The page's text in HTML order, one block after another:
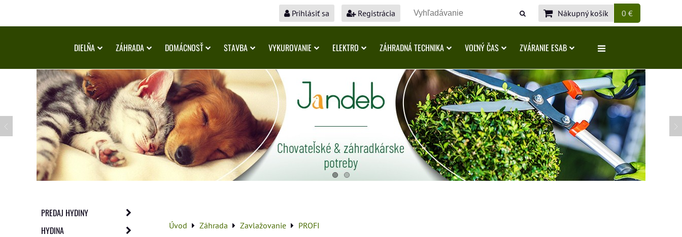
Prihlásiť sa Registrácia Nákupný košík 0 €
DIELŇA ZÁHRADA DOMÁCNOSŤ STAVBA VYKUROVANIE ELEKTRO ZÁHRADNÁ TECHNIKA VOĽNÝ ČAS ZVÁRANIE ESAB
Úvod Záhrada Zavlažovanie PROFI
PREDAJ HYDINY
HYDINA